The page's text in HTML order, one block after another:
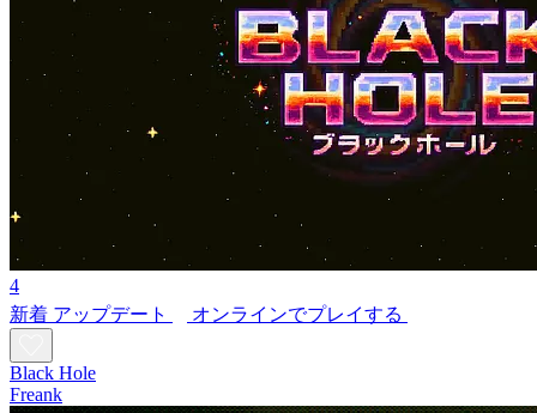
4
新着 アップデート オンラインでプレイする
Black Hole
Freank